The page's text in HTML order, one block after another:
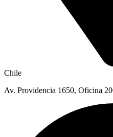
Chile
Av. Providencia 1650, Oficina